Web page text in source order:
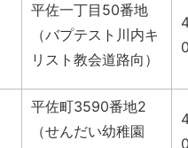
平佐一丁目50番地
（バプテスト川内キ
リスト教会道路向）
0
平佐町3590番地2
（せんだい幼稚園
0